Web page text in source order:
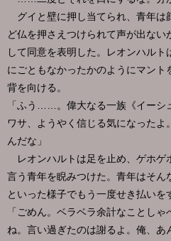
グイと壁に押し当てられ、青年は
ど仏を押さえつけられて声が出な
して同意を表明した。レオンハル
にごともなかったかのようにマント
背を向ける。
「ふう……。偉大なる一族《イーシ
ワサ、ようやく信じる気になった
んだな」
レオンハルトは足を止め、ゲホゲ
言う青年を睨みつけた。青年はそん
といった様子でもう一度せき払いを
「ごめん。ベラベラ余計なことし
ね。言い過ぎたのは謝るよ。俺、あ